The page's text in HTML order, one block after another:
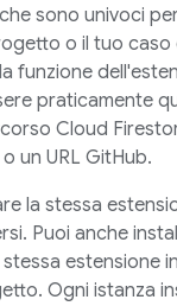
sono univoci
o il tuo caso
funzione
praticamente
Cloud
un URL GitHub.
la stessa
Puoi anche
estensione
Ogni istanza